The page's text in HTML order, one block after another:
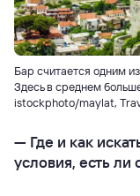
Бар считается одним
Здесь в среднем
istockphoto/maylat,
— Где и как
условия, есть ли